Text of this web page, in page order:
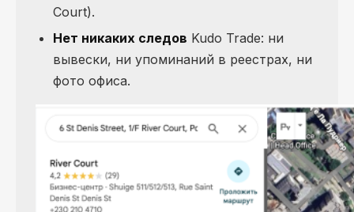
Court).
Нет никаких следов Kudo Trade: ни
вывески, ни упоминаний в реестрах, ни
фото офиса.